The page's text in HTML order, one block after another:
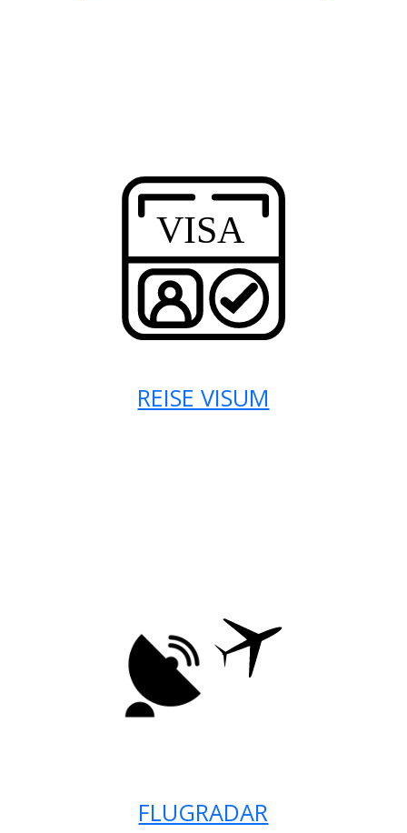
REISE VISUM
FLUGRADAR